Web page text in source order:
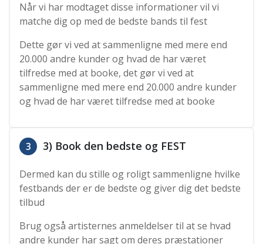
Når vi har modtaget disse informationer vil vi
matche dig op med de bedste bands til fest
Dette gør vi ved at sammenligne med mere end
20.000 andre kunder og hvad de har været
tilfredse med at booke, det gør vi ved at
sammenligne med mere end 20.000 andre kunder
og hvad de har været tilfredse med at booke
3 3) Book den bedste og FEST
Dermed kan du stille og roligt sammenligne hvilke
festbands der er de bedste og giver dig det bedste
tilbud
Brug også artisternes anmeldelser til at se hvad
andre kunder har sagt om deres præstationer